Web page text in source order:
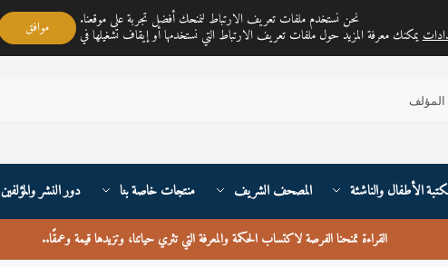
مكتبة ناي متجر لمبيع الكتب العربية تغطي خدمته جميع أنحاء القارة الأوربية والعالم
الأطفال والناشئة المصحف الشريف منتجات خاصة بنا دور النشر والمؤلفين
القراءة تمنحنا الفرصة لاكتساب الحكمة والمعرفة التي تثري حياتنا، وتزيدها قيمة وعمقًا..
نحن نستخدم ملفات تعريف الارتباط لنمنحك أفضل تجربة على موقعنا.
يمكنك معرفة المزيد حول ملفات تعريف الارتباط التي نستخدمها أو إيقاف تشغيلها في موافق